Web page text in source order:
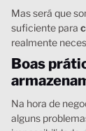
Mas será que
suficiente para
realmente
Boas
Na hora de
alguns